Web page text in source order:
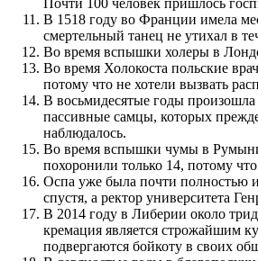
В 1518 году во Франции имела
смертельный танец не утихал в
Во время вспышки холеры в
Во время Холокоста польские
потому что не хотели вызвать
В восьмидесятые годы произошла
пассивные самцы, которых
наблюдалось.
Во время вспышки чумы в
похоронили только 14, потому
Оспа уже была почти полностью
спустя, а ректор университета
В 2014 году в Либерии около
кремация является строжайшим
подвергаются бойкоту в своих